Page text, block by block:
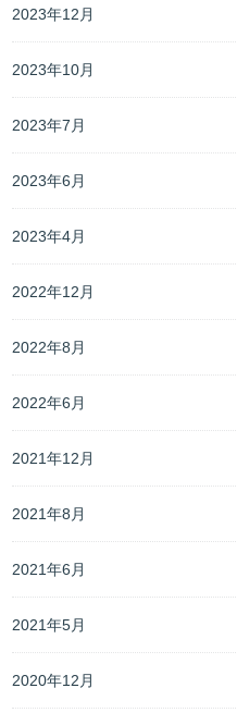
2023年12月
2023年10月
2023年7月
2023年6月
2023年4月
2022年12月
2022年8月
2022年6月
2021年12月
2021年8月
2021年6月
2021年5月
2020年12月